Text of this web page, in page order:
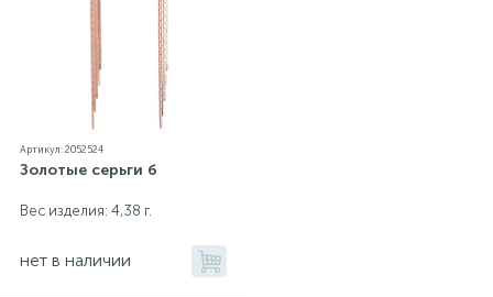
Артикул: 2052524
Золотые серьги б
Вес изделия: 4,38 г.
нет в наличии